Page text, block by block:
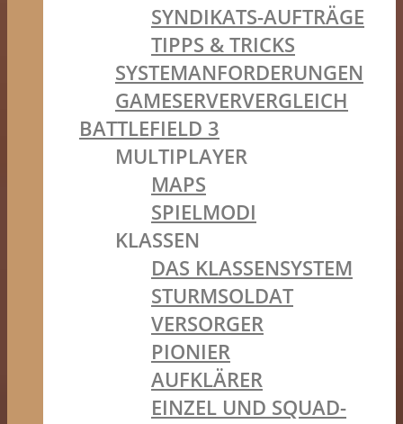
SYNDIKATS-AUFTRÄGE
TIPPS & TRICKS
SYSTEMANFORDERUNGEN
GAMESERVERVERGLEICH
BATTLEFIELD 3
MULTIPLAYER
MAPS
SPIELMODI
KLASSEN
DAS KLASSENSYSTEM
STURMSOLDAT
VERSORGER
PIONIER
AUFKLÄRER
EINZEL UND SQUAD-